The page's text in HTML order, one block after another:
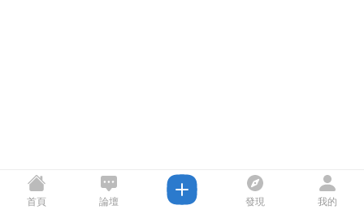
首頁 論壇 發現 我的